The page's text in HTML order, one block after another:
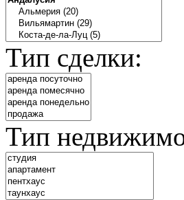
Тип сделки:
Тип